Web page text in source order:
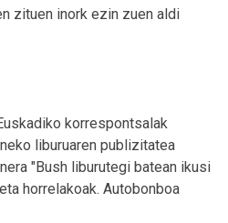
zituen inork ezin zuen aldi
korrespontsalak
liburuaren publizitatea
"Bush liburutegi batean ikusi
horrelakoak. Autobonboa